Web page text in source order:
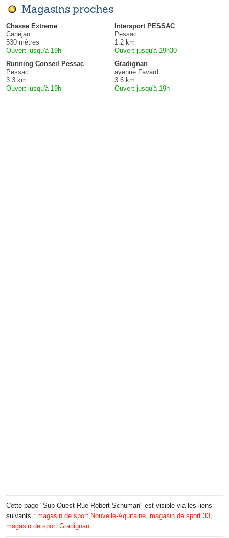
Magasins proches
Chasse Extreme
Canéjan
530 mètres
Ouvert jusqu'à 19h
Intersport PESSAC
Pessac
1.2 km
Ouvert jusqu'à 19h30
Running Conseil Pessac
Pessac
3.3 km
Ouvert jusqu'à 19h
Gradignan
avenue Favard
3.6 km
Ouvert jusqu'à 19h
Cette page "Sub-Ouest Rue Robert Schuman" est visible via les liens
suivants : magasin de sport Nouvelle-Aquitaine, magasin de sport 33,
magasin de sport Gradignan.